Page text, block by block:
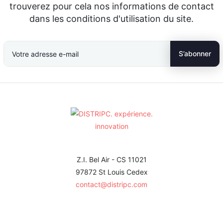
trouverez pour cela nos informations de contact
dans les conditions d'utilisation du site.
Z.I. Bel Air - CS 11021
97872 St Louis Cedex
contact@distripc.com